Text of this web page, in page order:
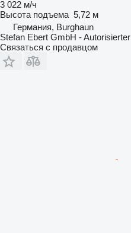
3 022 м/ч
Высота подъема 5,72 м
Германия, Burghaun
Stefan Ebert GmbH -
Связаться с продавцом